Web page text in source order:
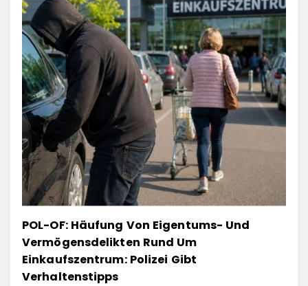
POL-OF: Häufung Von Eigentums- Und
Vermögensdelikten Rund Um
Einkaufszentrum: Polizei Gibt
Verhaltenstipps